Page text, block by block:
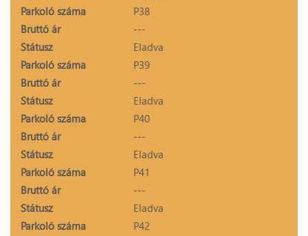
Parkoló száma
P38
Bruttó ár
---
Státusz
Eladva
Parkoló száma
P39
Bruttó ár
---
Státusz
Eladva
Parkoló száma
P40
Bruttó ár
---
Státusz
Eladva
Parkoló száma
P41
Bruttó ár
---
Státusz
Eladva
Parkoló száma
P42